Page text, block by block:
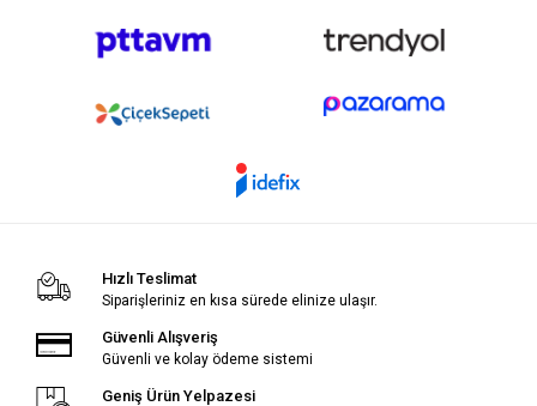
Hızlı Teslimat
Siparişleriniz en kısa sürede elinize ulaşır.
Güvenli Alışveriş
Güvenli ve kolay ödeme sistemi
Geniş Ürün Yelpazesi